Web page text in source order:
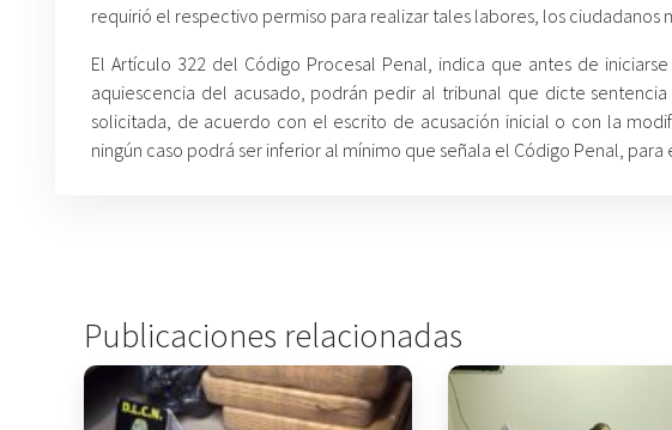
requirió el respectivo permiso para realizar tales labores, los
El Artículo 322 del Código Procesal Penal, indica que antes de
aquiescencia del acusado, podrán pedir al tribunal que dicte
solicitada, de acuerdo con el escrito de acusación inicial o con la
ningún caso podrá ser inferior al mínimo que señala el Código Penal,
Publicaciones relacionadas